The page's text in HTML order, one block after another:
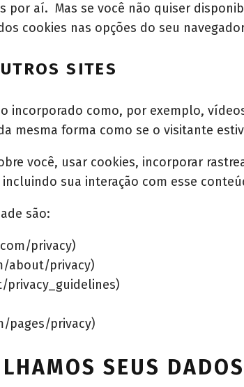
por aí. Mas se você não quiser
cookies nas opções do seu
SITES
incorporado como, por exemplo,
mesma forma como se o visitante
você, usar cookies, incorporar
sua interação com esse
são:
privacy)
about/privacy)
)
pages/privacy)
SEUS DADOS